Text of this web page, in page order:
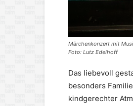
Märchenkonzert mit
Foto: Lutz Edelhoff
Das liebevoll
besonders
kindgerechter